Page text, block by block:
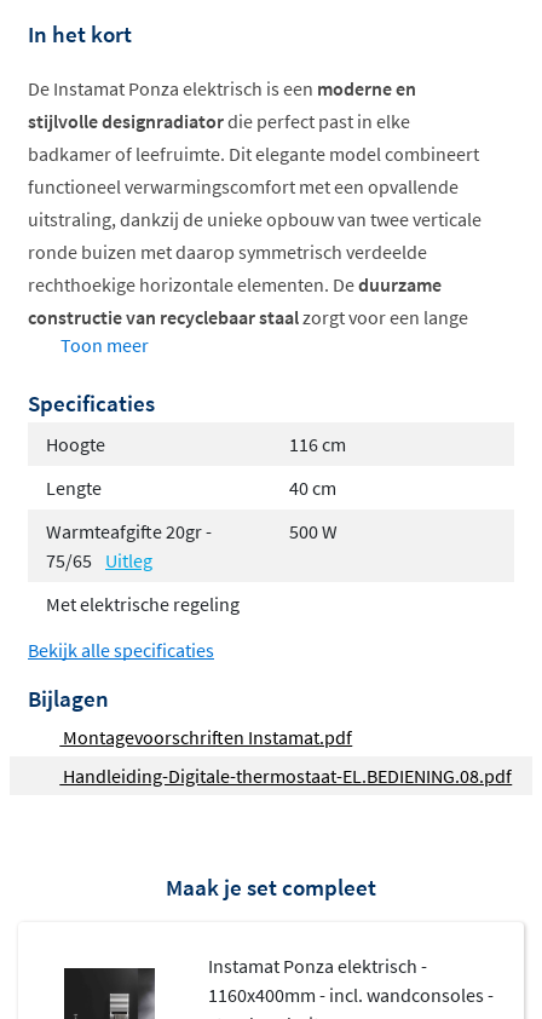
In het kort
De Instamat Ponza elektrisch is een moderne en
stijlvolle designradiatordie perfect past in elke
badkamer of leefruimte. Dit elegante model combineert
functioneel verwarmingscomfort met een opvallende
uitstraling, dankzij de unieke opbouw van twee verticale
ronde buizen met daarop symmetrisch verdeelde
rechthoekige horizontale elementen. Deduurzame
constructie van recyclebaar staalzorgt voor een lange
levensduur en draagt bij aan een duurzame
Moderne, symmetrische vormgeving
Elektrische uitvoering met regeling
Inclusief wandconsoles en ontluchting
Verkrijgbaar in verschillende maten
Voorzien van poeder-epoxylaag
Stijlvol en functioneel design
De Ponza onderscheidt zich door zijn
vormgevingmet rechthoekige horizontale elementen
van 20mm x 15mm die symmetrisch over de radiator zijn
efficiënte warmteverdeling door de ruimte. Het resultaat
Elektrisch verwarmingscomfort
Toon meer
Specificaties
Hoogte
116 cm
Lengte
40 cm
Warmteafgifte 20gr -
75/65 Uitleg
500 W
Met elektrische regeling
Bekijk alle specificaties
Bijlagen
Montagevoorschriften Instamat.pdf
Handleiding-Digitale-thermostaat-EL.BEDIENING.08.pdf
Maak je set compleet
Instamat Ponza elektrisch -
1160x400mm - incl. wandconsoles -